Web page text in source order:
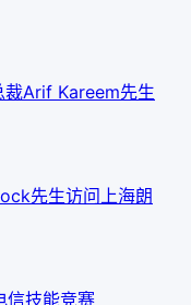
Arif Kareem先生
先生访问上海朗
信技能竞赛